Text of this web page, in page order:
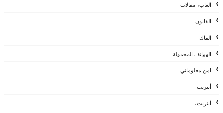
العاب، مقالات
القانون
الماك
الهواتف المحمولة
امن معلوماتي
أنترنت
أنترنت،